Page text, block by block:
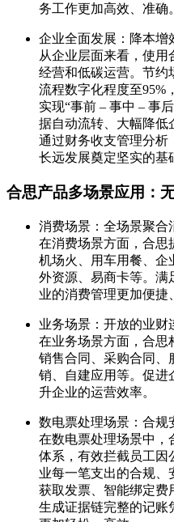
务工作更加高效、准确。
企业全面发展：降本增
从企业层面来看，使
经营和低碳运营。节约
流程数字化程度至95%
实现“事前 – 事中 – 事
据自动流转、大幅降低
通过财务收支管理分析
长远发展奠定坚实的基
合思产品多场景应用：
消费场景：全场景聚合
在消费场景方面，合思
机场火、用车用餐、企
外资源、易商卡等。满
业的消费管理更加便捷
业务场景：开放的业财
在业务场景方面，合思
销售合同、采购合同、
销、自建应用等。促进
升企业的运营效率。
数电票处理场景：合规
在数电票处理场景中，
体系，有效拦截员工因
业每一笔支出的合规、
获取发票、智能绑定费
生成证据链完整的记账